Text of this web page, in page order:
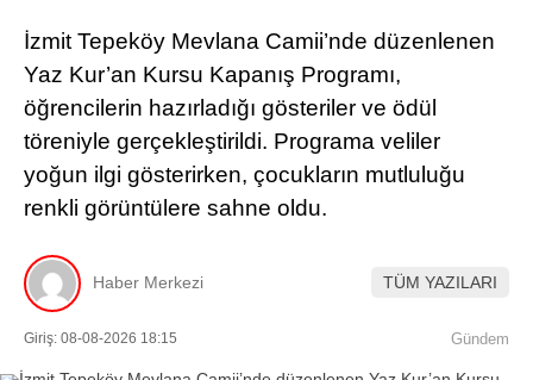
İzmit Tepeköy Mevlana Camii’nde düzenlenen
Yaz Kur’an Kursu Kapanış Programı,
öğrencilerin hazırladığı gösteriler ve ödül
töreniyle gerçekleştirildi. Programa veliler
yoğun ilgi gösterirken, çocukların mutluluğu
renkli görüntülere sahne oldu.
Haber Merkezi TÜM YAZILARI
Giriş: 08-08-2026 18:15 Gündem